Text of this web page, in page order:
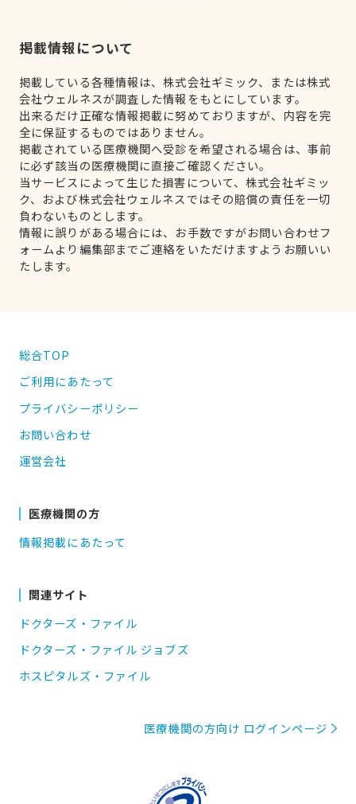
掲載情報について
掲載している各種情報は、株式会社ギミック、または株式
会社ウェルネスが調査した情報をもとにしています。
出来るだけ正確な情報掲載に努めておりますが、内容を完
全に保証するものではありません。
掲載されている医療機関へ受診を希望される場合は、事前
に必ず該当の医療機関に直接ご確認ください。
当サービスによって生じた損害について、株式会社ギミッ
ク、および株式会社ウェルネスではその賠償の責任を一切
負わないものとします。
情報に誤りがある場合には、お手数ですがお問い合わせフ
ォームより編集部までご連絡をいただけますようお願いい
たします。
総合TOP
ご利用にあたって
プライバシーポリシー
お問い合わせ
運営会社
医療機関の方
情報掲載にあたって
関連サイト
ドクターズ・ファイル
ドクターズ・ファイル ジョブズ
ホスピタルズ・ファイル
医療機関の方向け ログインページ